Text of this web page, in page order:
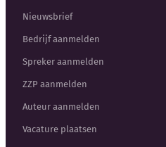
Nieuwsbrief
Bedrijf aanmelden
Spreker aanmelden
ZZP aanmelden
Auteur aanmelden
Vacature plaatsen